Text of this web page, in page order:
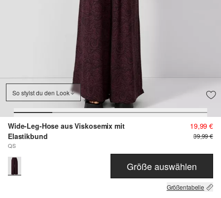
So stylst du den Look
Wide-Leg-Hose aus Viskosemix mit
Elastikbund
QS
19,99 €
39,99 €
Größe auswählen
Größentabelle